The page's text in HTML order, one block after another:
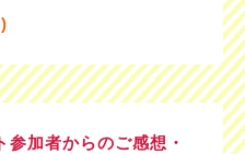
加者からのご感想・